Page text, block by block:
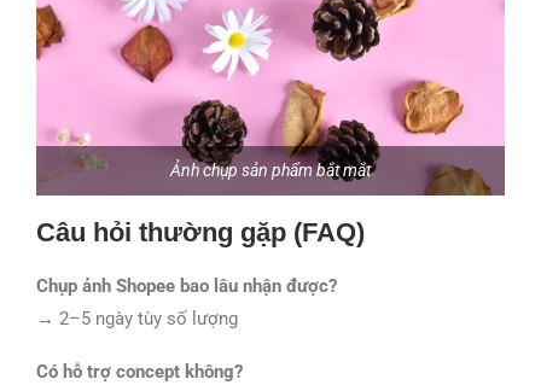
Ảnh chụp sản phẩm bắt mắt
Câu hỏi thường gặp (FAQ)
Chụp ảnh Shopee bao lâu nhận được?
→ 2–5 ngày tùy số lượng
Có hỗ trợ concept không?